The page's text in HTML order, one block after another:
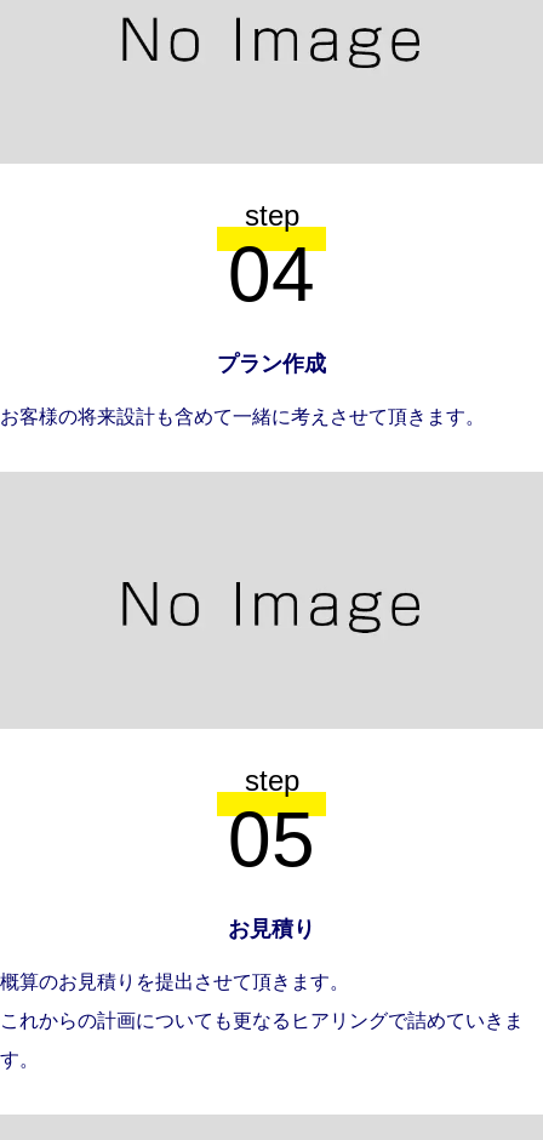
step
04
プラン作成
お客様の将来設計も含めて一緒に考えさせて頂きます。
step
05
お見積り
概算のお見積りを提出させて頂きます。
これからの計画についても更なるヒアリングで詰めていきま
す。